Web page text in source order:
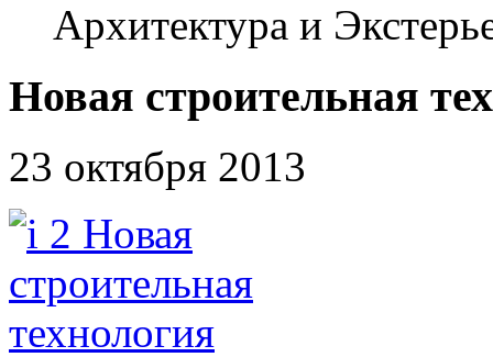
Архитектура и
Новая строительная
23 октября 2013